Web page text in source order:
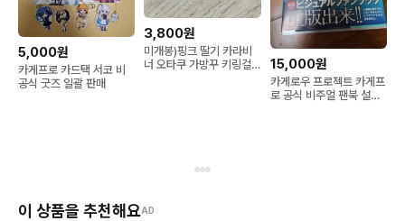
5,000원
카게프로 카드택 서코 비
공식 굿즈 일괄 판매
3,800원
미개봉)핑크 딸기 카라비
너 오타쿠 가방꾸 키링걸
15,000원
카게로우 프로젝트 카게프
로 공식 비주얼 팬북 설정
이 상품을 추천해요AD